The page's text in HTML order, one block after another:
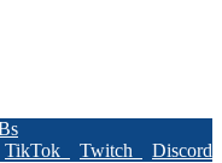
TikTok Twitch
Discord